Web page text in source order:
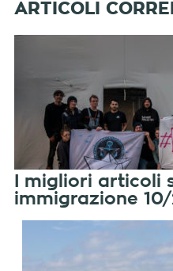
I migliori articoli
immigrazione